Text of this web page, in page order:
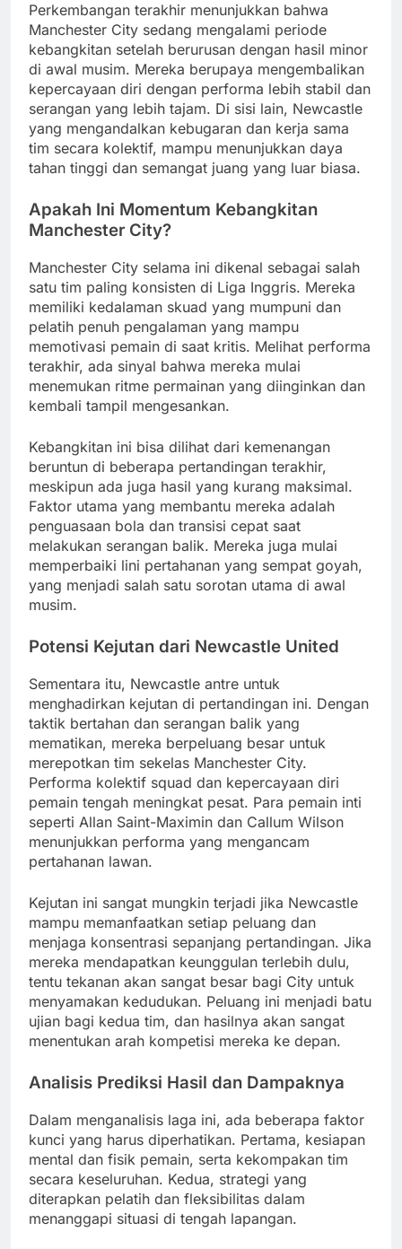
Perkembangan terakhir menunjukkan bahwa
Manchester City sedang mengalami periode
kebangkitan setelah berurusan dengan hasil minor
di awal musim. Mereka berupaya mengembalikan
kepercayaan diri dengan performa lebih stabil dan
serangan yang lebih tajam. Di sisi lain, Newcastle
yang mengandalkan kebugaran dan kerja sama
tim secara kolektif, mampu menunjukkan daya
tahan tinggi dan semangat juang yang luar biasa.
Apakah Ini Momentum Kebangkitan
Manchester City?
Manchester City selama ini dikenal sebagai salah
satu tim paling konsisten di Liga Inggris. Mereka
memiliki kedalaman skuad yang mumpuni dan
pelatih penuh pengalaman yang mampu
memotivasi pemain di saat kritis. Melihat performa
terakhir, ada sinyal bahwa mereka mulai
menemukan ritme permainan yang diinginkan dan
kembali tampil mengesankan.
Kebangkitan ini bisa dilihat dari kemenangan
beruntun di beberapa pertandingan terakhir,
meskipun ada juga hasil yang kurang maksimal.
Faktor utama yang membantu mereka adalah
penguasaan bola dan transisi cepat saat
melakukan serangan balik. Mereka juga mulai
memperbaiki lini pertahanan yang sempat goyah,
yang menjadi salah satu sorotan utama di awal
musim.
Potensi Kejutan dari Newcastle United
Sementara itu, Newcastle antre untuk
menghadirkan kejutan di pertandingan ini. Dengan
taktik bertahan dan serangan balik yang
mematikan, mereka berpeluang besar untuk
merepotkan tim sekelas Manchester City.
Performa kolektif squad dan kepercayaan diri
pemain tengah meningkat pesat. Para pemain inti
seperti Allan Saint-Maximin dan Callum Wilson
menunjukkan performa yang mengancam
pertahanan lawan.
Kejutan ini sangat mungkin terjadi jika Newcastle
mampu memanfaatkan setiap peluang dan
menjaga konsentrasi sepanjang pertandingan. Jika
mereka mendapatkan keunggulan terlebih dulu,
tentu tekanan akan sangat besar bagi City untuk
menyamakan kedudukan. Peluang ini menjadi batu
ujian bagi kedua tim, dan hasilnya akan sangat
menentukan arah kompetisi mereka ke depan.
Analisis Prediksi Hasil dan Dampaknya
Dalam menganalisis laga ini, ada beberapa faktor
kunci yang harus diperhatikan. Pertama, kesiapan
mental dan fisik pemain, serta kekompakan tim
secara keseluruhan. Kedua, strategi yang
diterapkan pelatih dan fleksibilitas dalam
menanggapi situasi di tengah lapangan.